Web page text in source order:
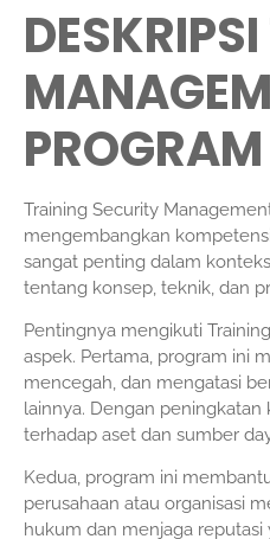
PROGRAM
Training Security
mengembangkan
sangat penting dalam
tentang konsep, teknik, dan
Pentingnya mengikuti
aspek. Pertama, program ini
mencegah, dan mengatasi
lainnya. Dengan
terhadap aset dan sumber
Kedua, program ini
perusahaan atau organisasi
hukum dan menjaga reputasi